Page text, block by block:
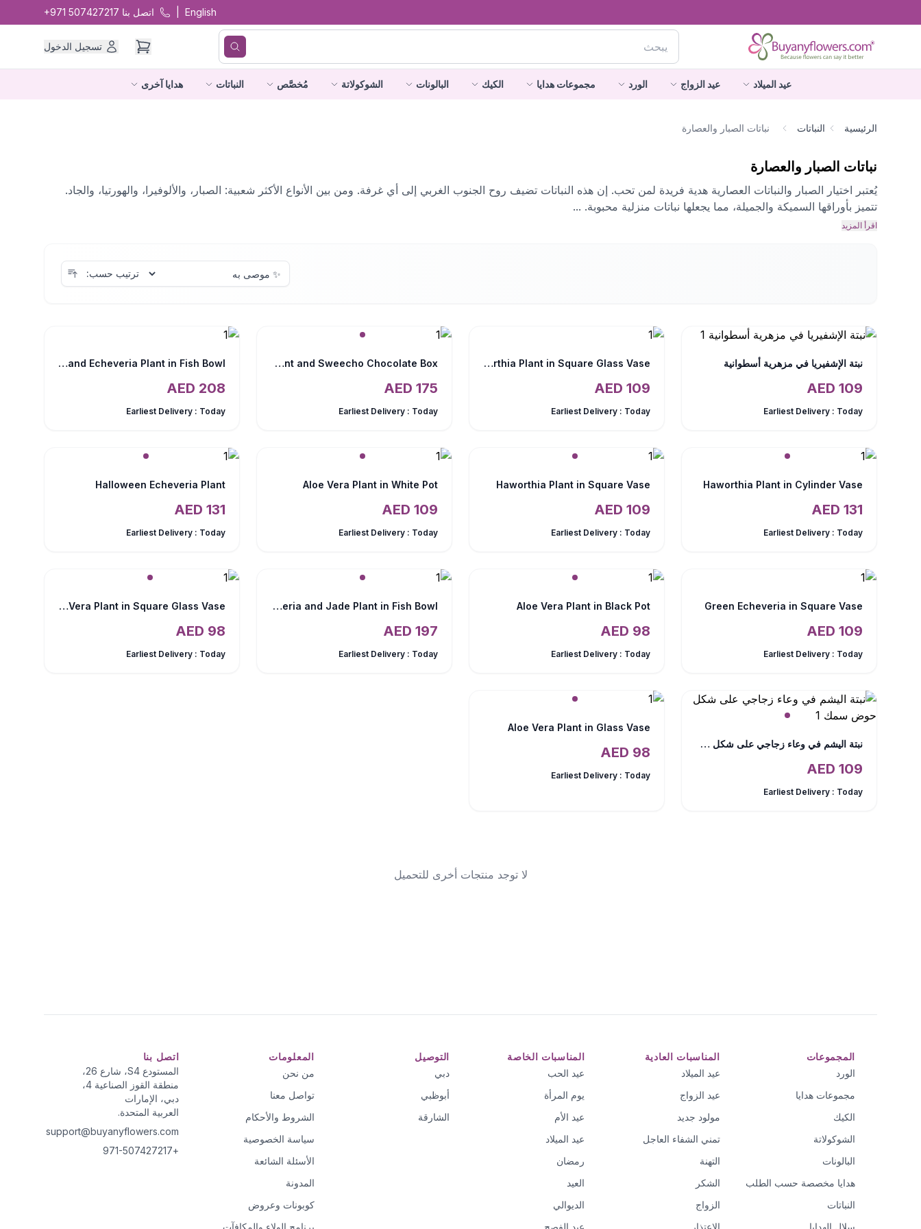
English اتصل بنا +971 507427217
تسجيل الدخول
عيد الميلاد عيد الزواج الورد مجموعات هدايا الكيك البالونات الشوكولاتة مُخصَّص النباتات هدايا آخرى
الرئيسية النباتات نباتات الصبار والعصارة
نباتات الصبار والعصارة
يُعتبر اختيار الصبار والنباتات العصارية هدية فريدة لمن تحب. إن هذه النباتات تضيف روح الجنوب الغربي إلى أي غرفة. ومن بين الأنواع الأكثر شعبية: الصبار، والألوفيرا، والهورتيا، والجاد.
تتميز بأوراقها السميكة والجميلة، مما يجعلها نباتات منزلية محبوبة. ...
اقرأ المزيد
ترتيب حسب:
نبتة الإشفيريا في مزهرية أسطوانية
109
Earliest Delivery : Today
Haworthia Plant in Square Glass Vase
109
Earliest Delivery : Today
Halloween Echeveria Plant and Sweecho Chocolate Box
175
Earliest Delivery : Today
Haworthia and Echeveria Plant in Fish Bowl
208
Earliest Delivery : Today
Haworthia Plant in Cylinder Vase
131
Earliest Delivery : Today
Haworthia Plant in Square Vase
109
Earliest Delivery : Today
Aloe Vera Plant in White Pot
109
Earliest Delivery : Today
Halloween Echeveria Plant
131
Earliest Delivery : Today
Green Echeveria in Square Vase
109
Earliest Delivery : Today
Aloe Vera Plant in Black Pot
98
Earliest Delivery : Today
Mini Sansevieria and Jade Plant in Fish Bowl
197
Earliest Delivery : Today
Aloe Vera Plant in Square Glass Vase
98
Earliest Delivery : Today
نبتة اليشم في وعاء زجاجي على شكل حوض سمك
109
Earliest Delivery : Today
Aloe Vera Plant in Glass Vase
98
Earliest Delivery : Today
لا توجد منتجات أخرى للتحميل
المجموعات
الورد
مجموعات هدايا
الكيك
الشوكولاتة
البالونات
هدايا مخصصة حسب الطلب
النباتات
سلال الهدايا
المناسبات العادية
عيد الميلاد
عيد الزواج
مولود جديد
تمني الشفاء العاجل
التهنة
الشكر
الزواج
الاعتذار
المناسبات الخاصة
عيد الحب
يوم المرأة
عيد الأم
عيد الميلاد
رمضان
العيد
الديوالي
عيد الفصح
التوصيل
دبي
أبوظبي
الشارقة
المعلومات
من نحن
تواصل معنا
الشروط والأحكام
سياسة الخصوصية
الأسئلة الشائعة
المدونة
كوبونات وعروض
برنامج الولاء والمكافآت
اتصل بنا
المستودع S4، شارع 26،
منطقة القوز الصناعية 4،
دبي، الإمارات
العربية المتحدة.
support@buyanyflowers.com
+971-507427217